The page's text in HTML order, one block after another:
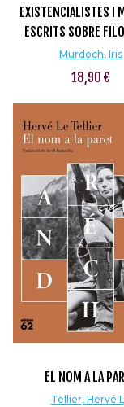
EXISTENCIALISTES I
ESCRITS SOBRE
Murdoch, Iris
18,90 €
EL NOM A LA
Tellier, Hervé